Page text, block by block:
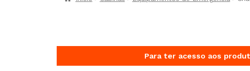
Para ter acesso aos